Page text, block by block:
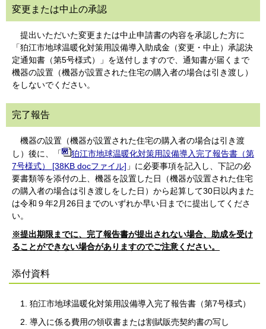
変更または中止の承認
提出いただいた変更または中止申請書の内容を承認した方に
「狛江市地球温暖化対策用設備導入助成金（変更・中止）承認決
定通知書（第5号様式）」を送付しますので、通知書が届くまで
機器の設置（機器が設置された住宅の購入者の場合は引き渡し）
をしないでください。
完了報告
機器の設置（機器が設置された住宅の購入者の場合は引き渡
し）後に、「
狛江市地球温暖化対策用設備導入完了報告書（第
7号様式） [38KB docファイル] 」に必要事項を記入し、下記の必
要書類等を添付の上、機器を設置した日（機器が設置された住宅
の購入者の場合は引き渡しをした日）から起算して30日以内また
は令和９年2月26日までのいずれか早い日までに提出してくださ
い。
※提出期限までに、完了報告書が提出されない場合、助成を受け
ることができない場合がありますのでご注意ください。
添付資料
狛江市地球温暖化対策用設備導入完了報告書（第7号様式）
導入に係る費用の領収書または割賦販売契約書の写し